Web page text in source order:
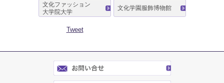
文化ファッション
大学院大学
文化学園服飾博物館
Tweet